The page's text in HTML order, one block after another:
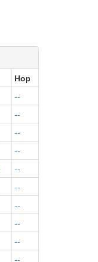
Нор
--
--
--
--
--
--
--
--
--
--